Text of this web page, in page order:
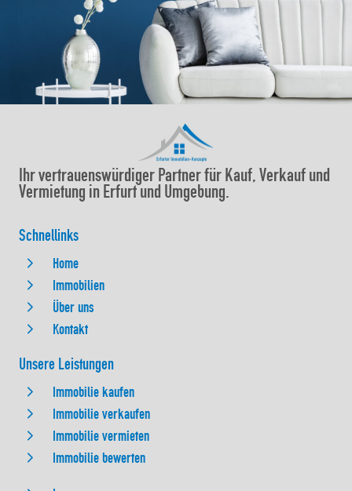
Ihr vertrauenswürdiger Partner für Kauf, Verkauf und
Vermietung in Erfurt und Umgebung.
Schnellinks
Home
Immobilien
Über uns
Kontakt
Unsere Leistungen
Immobilie kaufen
Immobilie verkaufen
Immobilie vermieten
Immobilie bewerten